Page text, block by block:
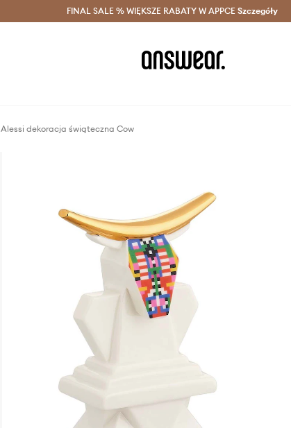
Oszczędzaj z Answear Club > Dostawa nawet w 24h >
FINAL SALE % WIĘKSZE RABATY W APPCE Szczegóły
Alessi dekoracja świąteczna Cow